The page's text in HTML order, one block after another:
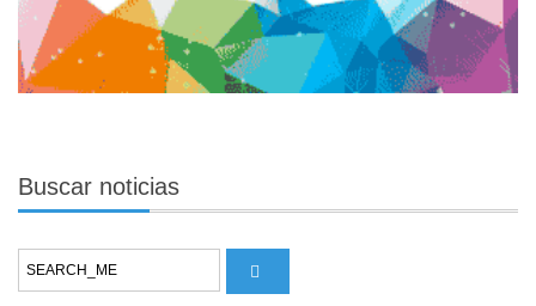
Buscar noticias